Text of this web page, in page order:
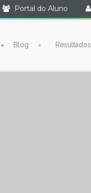
Portal do Aluno ·
Blog Resultados